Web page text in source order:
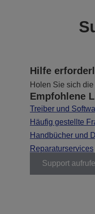
Hilfe
Holen Sie sich
Empfohlene
Treiber und
Häufig gestellte
Handbücher und
Reparaturservices
Support